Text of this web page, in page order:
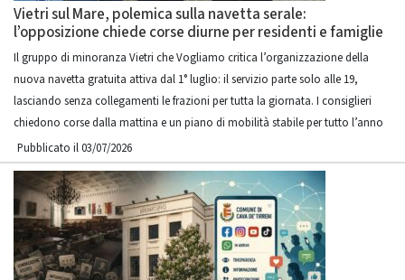
Vietri sul Mare, polemica sulla navetta serale:
l’opposizione chiede corse diurne per residenti e famiglie
Il gruppo di minoranza Vietri che Vogliamo critica l’organizzazione della
nuova navetta gratuita attiva dal 1° luglio: il servizio parte solo alle 19,
lasciando senza collegamenti le frazioni per tutta la giornata. I consiglieri
chiedono corse dalla mattina e un piano di mobilità stabile per tutto l’anno
Pubblicato il 03/07/2026